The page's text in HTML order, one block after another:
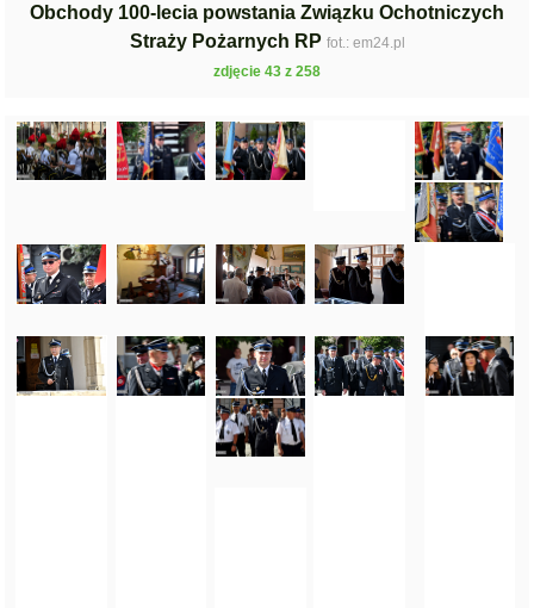
Obchody 100-lecia powstania Związku Ochotniczych
Straży Pożarnych RP fot.: em24.pl
zdjęcie 43 z 258